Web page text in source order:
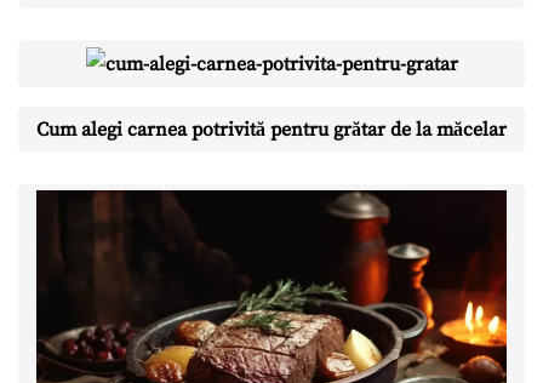
Cum alegi carnea potrivită pentru grătar de la măcelar